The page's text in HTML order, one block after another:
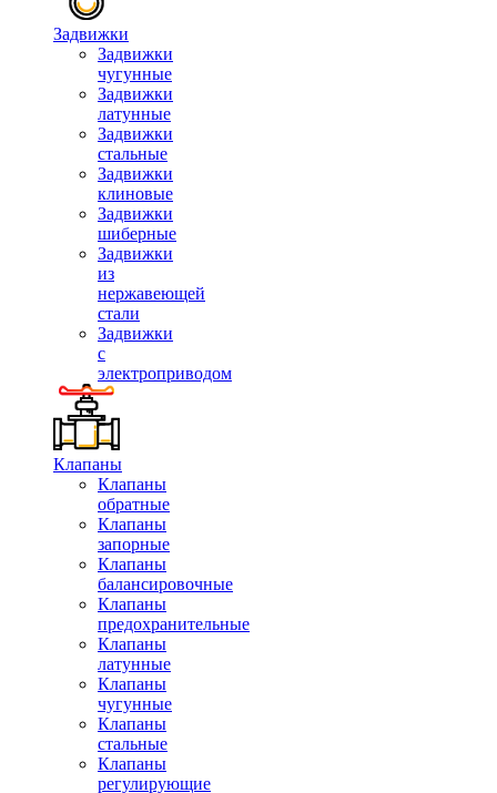
Задвижки
Задвижки
чугунные
Задвижки
латунные
Задвижки
стальные
Задвижки
клиновые
Задвижки
шиберные
Задвижки
из
нержавеющей
стали
Задвижки
с
электроприводом
Клапаны
Клапаны
обратные
Клапаны
запорные
Клапаны
балансировочные
Клапаны
предохранительные
Клапаны
латунные
Клапаны
чугунные
Клапаны
стальные
Клапаны
регулирующие